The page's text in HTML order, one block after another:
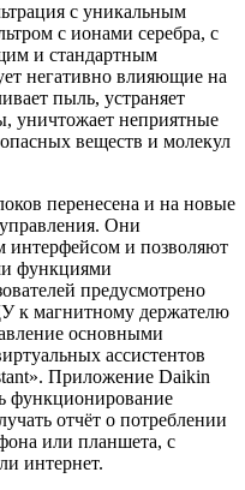
с уникальным
с ионами серебра, с
и стандартным
негативно влияющие на
пыль, устраняет
уничтожает неприятные
веществ и молекул
перенесена и на новые
Они
интерфейсом и позволяют
функциями
предусмотрено
к магнитному держателю
основными
ассистентов
Приложение Daikin
функционирование
отчёт о потреблении
или планшета, с
интернет.